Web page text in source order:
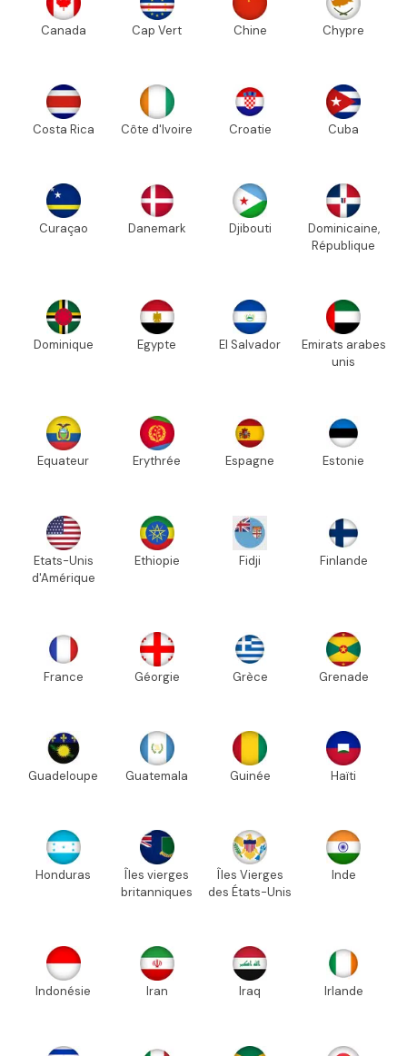
Canada Cap Vert Chine Chypre
Costa Rica Côte d'Ivoire Croatie Cuba
Curaçao Danemark Djibouti
Dominicaine,
République
Dominique Egypte El Salvador
Emirats arabes
unis
Equateur Erythrée Espagne Estonie
Etats-Unis
d'Amérique
Ethiopie Fidji Finlande
France Géorgie Grèce Grenade
Guadeloupe Guatemala Guinée Haïti
Honduras
Îles vierges
britanniques
Îles Vierges
des États-Unis
Inde
Indonésie Iran Iraq Irlande